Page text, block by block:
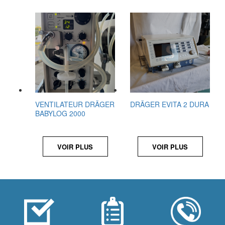
VENTILATEUR DRÄGER
BABYLOG 2000
VOIR PLUS
DRÄGER EVITA 2 DURA
VOIR PLUS